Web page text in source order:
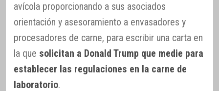
avícola proporcionando a sus asociados
orientación y asesoramiento a envasadores y
procesadores de carne, para escribir una carta en
la que solicitan a Donald Trump que medie para
establecer las regulaciones en la carne de
laboratorio.